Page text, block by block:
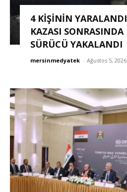
4 KİŞİNİN
KAZASI SONRASINDA
SÜRÜCÜ YAKALANDI
mersinmedyatek - Ağustos 5, 2026